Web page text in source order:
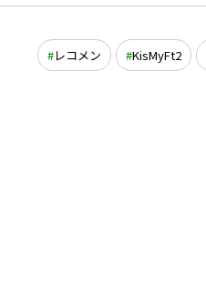
レコメン KisMyFt2